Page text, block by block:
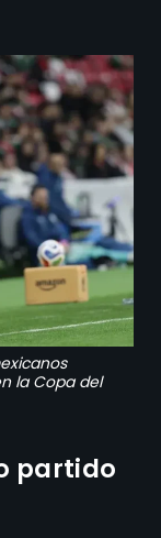
la Copa del
partido